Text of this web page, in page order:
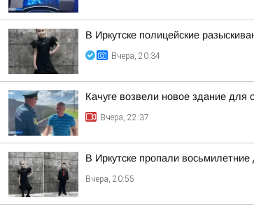
В Иркутске полицейские
Вчера, 20:34
Качуге возвели новое здание для
Вчера, 22:37
В Иркутске пропали
Вчера, 20:55